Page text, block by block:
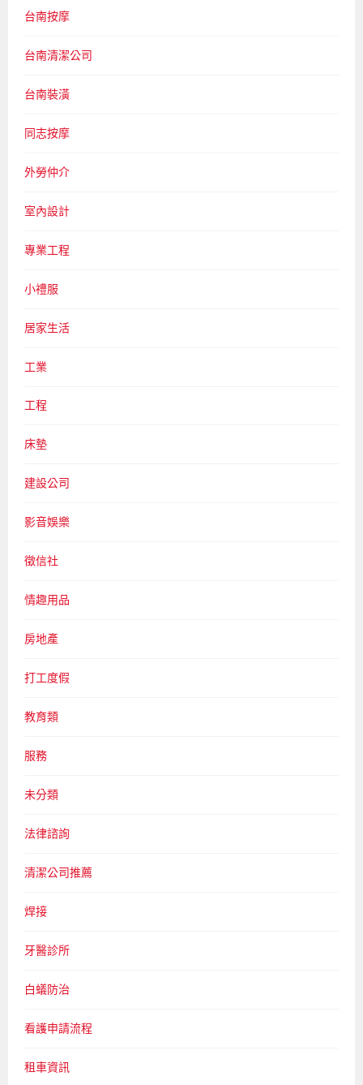
台南按摩
台南清潔公司
台南裝潢
同志按摩
外勞仲介
室內設計
專業工程
小禮服
居家生活
工業
工程
床墊
建設公司
影音娛樂
徵信社
情趣用品
房地產
打工度假
教育類
服務
未分類
法律諮詢
清潔公司推薦
焊接
牙醫診所
白蟻防治
看護申請流程
租車資訊